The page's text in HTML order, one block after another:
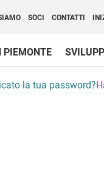
Kingdom)
SOCI CONTATTI
PIEMONTE
la tua password?